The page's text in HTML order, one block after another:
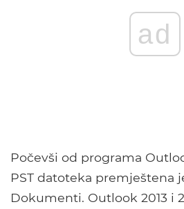
ad
Počevši od programa
PST datoteka premještena
Dokumenti. Outlook 2013 i